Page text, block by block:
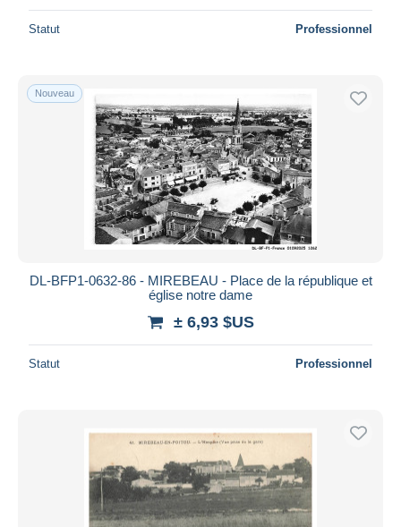
Statut Professionnel
Nouveau
DL-BFP1-0632-86 - MIREBEAU - Place de la république et
église notre dame
± 6,93 $US
Statut Professionnel